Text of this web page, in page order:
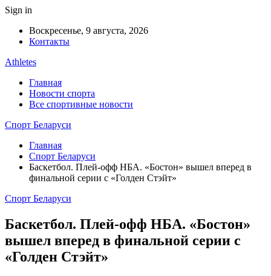
Sign in
Воскресенье, 9 августа, 2026
Контакты
Athletes
Главная
Новости спорта
Все спортивные новости
Спорт Беларуси
Главная
Спорт Беларуси
Баскетбол. Плей-офф НБА. «Бостон» вышел вперед в
финальной серии с «Голден Стэйт»
Спорт Беларуси
Баскетбол. Плей-офф НБА. «Бостон»
вышел вперед в финальной серии с
«Голден Стэйт»